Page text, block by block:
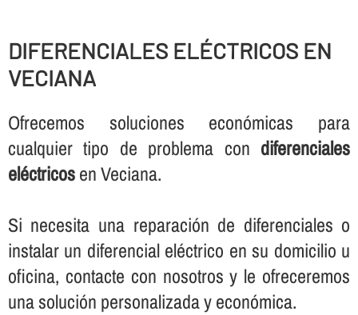
DIFERENCIALES ELÉCTRICOS EN
VECIANA
Ofrecemos soluciones económicas para
cualquier tipo de problema con diferenciales
eléctricosen Veciana.
Si necesita una reparación de diferenciales o
instalar un diferencial eléctrico en su domicilio u
oficina, contacte con nosotros y le ofreceremos
una solución personalizada y económica.